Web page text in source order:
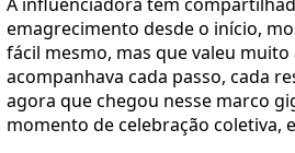
emagrecimento desde o início,
fácil mesmo, mas que valeu muito
acompanhava cada passo, cada
agora que chegou nesse marco
momento de celebração coletiva,